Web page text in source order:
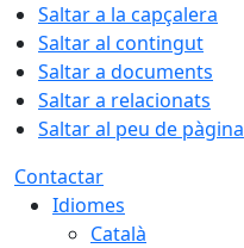
Saltar a la capçalera
Saltar al contingut
Saltar a documents
Saltar a relacionats
Saltar al peu de pàgina
Contactar
Idiomes
Català